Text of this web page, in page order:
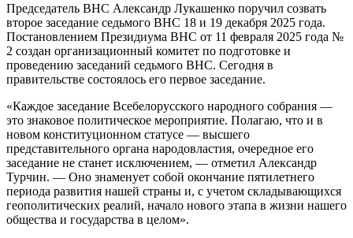
Председатель ВНС Александр Лукашенко поручил созвать
второе заседание седьмого ВНС 18 и 19 декабря 2025 года.
Постановлением Президиума ВНС от 11 февраля 2025 года №
2 создан организационный комитет по подготовке и
проведению заседаний седьмого ВНС. Сегодня в
правительстве состоялось его первое заседание.
«Каждое заседание Всебелорусского народного собрания —
это знаковое политическое мероприятие. Полагаю, что и в
новом конституционном статусе — высшего
представительного органа народовластия, очередное его
заседание не станет исключением, — отметил Александр
Турчин. — Оно знаменует собой окончание пятилетнего
периода развития нашей страны и, с учетом складывающихся
геополитических реалий, начало нового этапа в жизни нашего
общества и государства в целом».